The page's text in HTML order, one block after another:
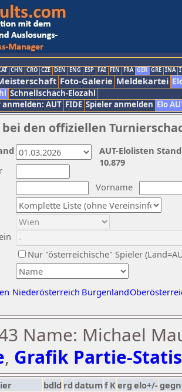
CHN CRO CZE DEN ENG ESP FAI FIN FRA GER GRE INA
Foto-Galerie Meldekartei
Schnellschach-Elozahl
AUT FIDE Spieler anmelden Elo
den offiziellen
Vorname
Nur "österreichische" Spieler
Niederösterreich Burgenland
AUT-Elolisten
10.879
Name: Michael
, Grafik Partie-
bdld rd datumf Kerg elo+/-